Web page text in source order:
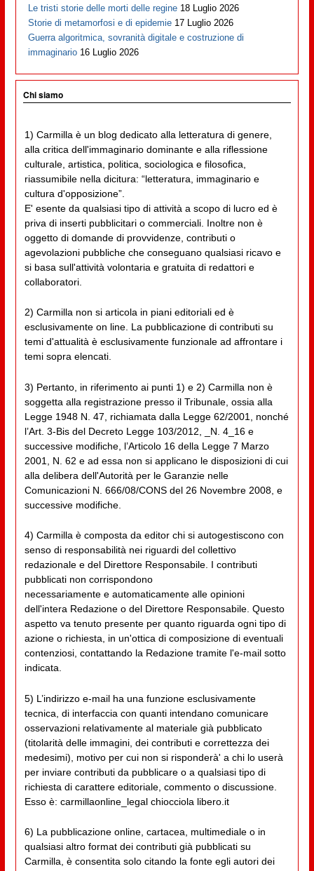
Le tristi storie delle morti delle regine 18 Luglio 2026
Storie di metamorfosi e di epidemie 17 Luglio 2026
Guerra algoritmica, sovranità digitale e costruzione di
immaginario 16 Luglio 2026
Chi siamo
1) Carmilla è un blog dedicato alla letteratura di genere,
alla critica dell'immaginario dominante e alla riflessione
culturale, artistica, politica, sociologica e filosofica,
riassumibile nella dicitura: “letteratura, immaginario e
cultura d'opposizione”.
E' esente da qualsiasi tipo di attività a scopo di lucro ed è
priva di inserti pubblicitari o commerciali. Inoltre non è
oggetto di domande di provvidenze, contributi o
agevolazioni pubbliche che conseguano qualsiasi ricavo e
si basa sull'attività volontaria e gratuita di redattori e
collaboratori.
2) Carmilla non si articola in piani editoriali ed è
esclusivamente on line. La pubblicazione di contributi su
temi d'attualità è esclusivamente funzionale ad affrontare i
temi sopra elencati.
3) Pertanto, in riferimento ai punti 1) e 2) Carmilla non è
soggetta alla registrazione presso il Tribunale, ossia alla
Legge 1948 N. 47, richiamata dalla Legge 62/2001, nonché
l’Art. 3-Bis del Decreto Legge 103/2012, _N. 4_16 e
successive modifiche, l’Articolo 16 della Legge 7 Marzo
2001, N. 62 e ad essa non si applicano le disposizioni di cui
alla delibera dell'Autorità per le Garanzie nelle
Comunicazioni N. 666/08/CONS del 26 Novembre 2008, e
successive modifiche.
4) Carmilla è composta da editor chi si autogestiscono con
senso di responsabilità nei riguardi del collettivo
redazionale e del Direttore Responsabile. I contributi
pubblicati non corrispondono
necessariamente e automaticamente alle opinioni
dell'intera Redazione o del Direttore Responsabile. Questo
aspetto va tenuto presente per quanto riguarda ogni tipo di
azione o richiesta, in un'ottica di composizione di eventuali
contenziosi, contattando la Redazione tramite l'e-mail sotto
indicata.
5) L’indirizzo e-mail ha una funzione esclusivamente
tecnica, di interfaccia con quanti intendano comunicare
osservazioni relativamente al materiale già pubblicato
(titolarità delle immagini, dei contributi e correttezza dei
medesimi), motivo per cui non si risponderà' a chi lo userà
per inviare contributi da pubblicare o a qualsiasi tipo di
richiesta di carattere editoriale, commento o discussione.
Esso è: carmillaonline_legal chiocciola libero.it
6) La pubblicazione online, cartacea, multimediale o in
qualsiasi altro format dei contributi già pubblicati su
Carmilla, è consentita solo citando la fonte egli autori dei